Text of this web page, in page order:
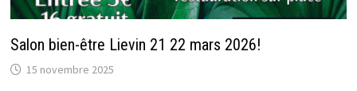
Salon bien-être Lievin 21 22 mars 2026!
15 novembre 2025